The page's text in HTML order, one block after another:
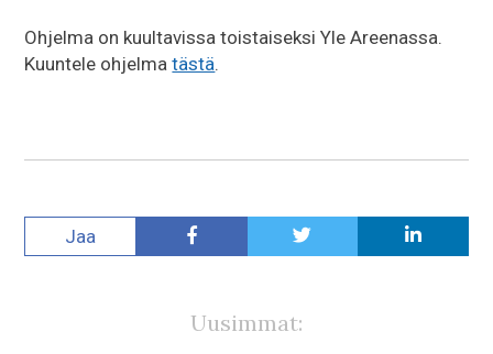
Ohjelma on kuultavissa toistaiseksi Yle Areenassa.
Kuuntele ohjelmatästä.
Jaa
Uusimmat: